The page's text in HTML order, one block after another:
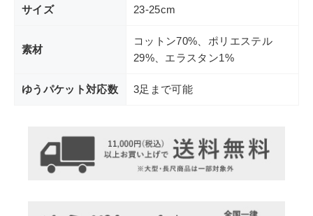
サイズ 23-25cm
素材
コットン70%、ポリエステル
29%、エラスタン1%
ゆうパケット対応数 3足まで可能